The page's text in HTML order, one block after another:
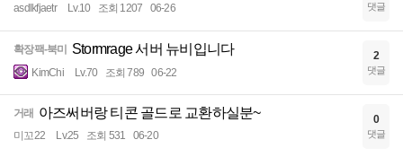
asdlkfjaetr Lv.10 조회 1207 06-26 댓글
확장팩-북미 Stormrage 서버 뉴비입니다
KimChi Lv.70 조회 789 06-22
2
댓글
거래 아즈써버랑 티콘 골드로 교환하실분~
미꼬22 Lv.25 조회 531 06-20
0
댓글